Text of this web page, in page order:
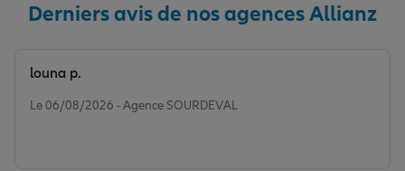
Derniers avis de nos agences Allianz
Le 06/08/2026 - Agence SOURDEVAL
louna p.